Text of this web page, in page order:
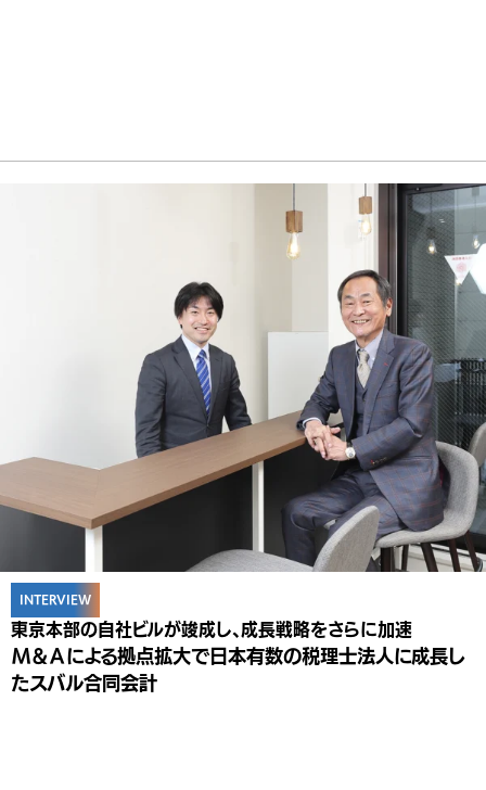
INTERVIEW
東京本部の自社ビルが竣成し、成長戦略をさらに加速
Ｍ＆Ａによる拠点拡大で日本有数の税理士法人に成長し
たスバル合同会計